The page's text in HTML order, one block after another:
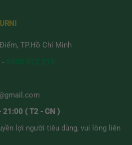
TP.Hồ Chí Minh
-
21:00 ( T2 - CN )
lợi người tiêu dùng, vui lòng liên